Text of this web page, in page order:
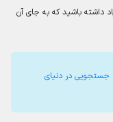
داشته باشید که به جای آن
جستجویی در دنیای